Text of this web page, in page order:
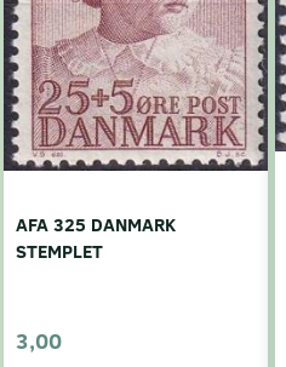
AFA 325 DANMARK
STEMPLET
3,00